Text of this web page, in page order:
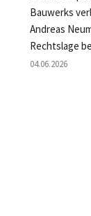
Bauwerks
Andreas
Rechtslage
04.06.2026